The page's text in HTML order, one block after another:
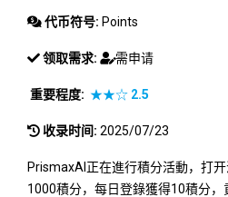
代币符号: Points
领取需求: 需申请
重要程度: ★★☆ 2.5
收录时间: 2025/07/23
PrismaxAI正在進行積分活動，打
1000積分，每日登錄獲得10積分